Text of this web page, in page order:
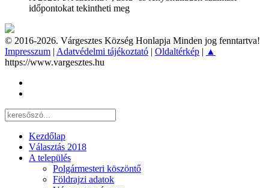
időpontokat tekintheti meg
© 2016-2026. Várgesztes Község Honlapja Minden jog fenntartva!
Impresszum | Adatvédelmi tájékoztató | Oldaltérkép | ▲
https://www.vargesztes.hu
Kezdőlap
Választás 2018
A település
Polgármesteri köszöntő
Földrajzi adatok